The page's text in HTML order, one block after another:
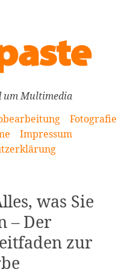
um Multimedia
Fotografie
Impressum
was Sie
– Der
zur